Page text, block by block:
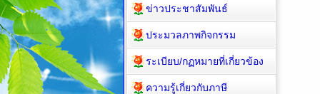
ข่าวประชาสัมพันธ์
ประมวลภาพกิจกรรม
ระเบียบ/กฏหมายที่เกี่ยวข้อง
ความรู้เกี่ยวกับภาษี